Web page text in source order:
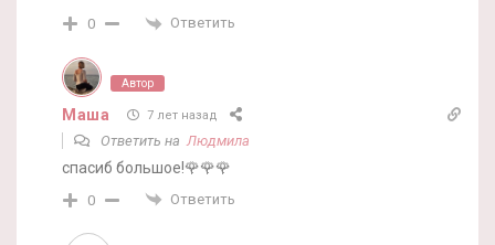
0 Ответить
Автор
Маша 7 лет назад
Ответить на Людмила
спасиб большое!🌹🌹🌹
0 Ответить